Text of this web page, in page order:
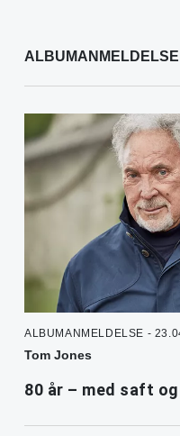
ALBUMANMELDELSE -
Tom Jones
80 år – med saft